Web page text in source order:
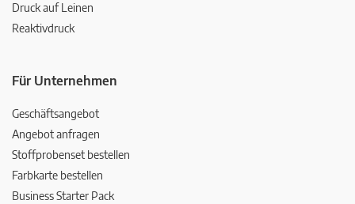
Druck auf Leinen
Reaktivdruck
Für Unternehmen
Geschäftsangebot
Angebot anfragen
Stoffprobenset bestellen
Farbkarte bestellen
Business Starter Pack